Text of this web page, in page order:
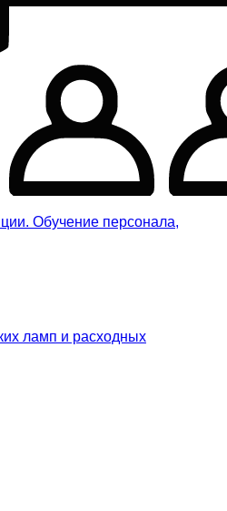
Обучение персонала,
ламп и расходных